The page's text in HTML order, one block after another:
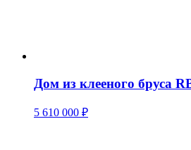
Дом из клееного бруса
5 610 000 ₽